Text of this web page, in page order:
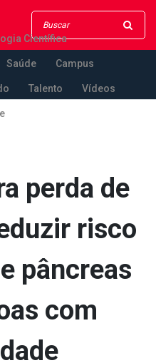
Científica
Saúde Campus
Talento Vídeos
perda de
risco
pâncreas
com